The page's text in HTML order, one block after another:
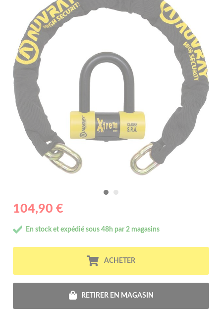
104,90 €
En stock et expédié sous 48h par 2 magasins
ACHETER
RETIRER EN MAGASIN